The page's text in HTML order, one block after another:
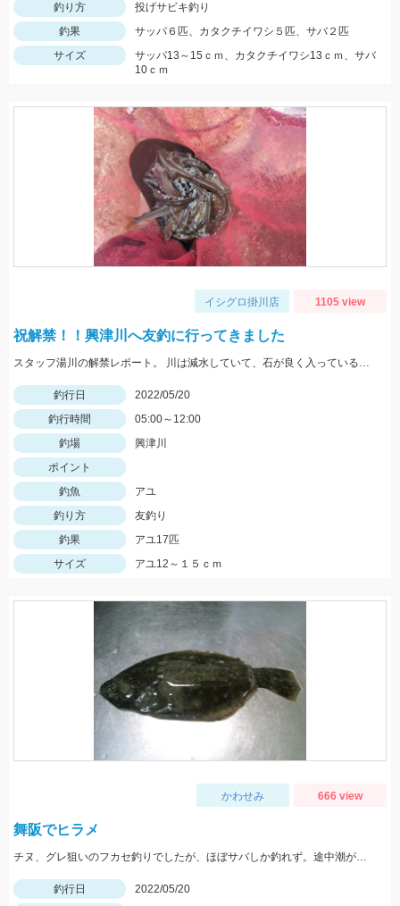
釣り方
投げサビキ釣り
釣果
サッパ６匹、カタクチイワシ５匹、サバ２匹
サイズ
サッパ13～15ｃｍ、カタクチイワシ13ｃｍ、サバ
10ｃｍ
イシグロ掛川店 1105 view
祝解禁！！興津川へ友釣に行ってきました
スタッフ湯川の解禁レポート。 川は減水していて、石が良く入っている波立ちあるポイントがオススメ
釣行日
2022/05/20
釣行時間
05:00～12:00
釣場
興津川
ポイント
釣魚
アユ
釣り方
友釣り
釣果
アユ17匹
サイズ
アユ12～１５ｃｍ
かわせみ 666 view
舞阪でヒラメ
チヌ、グレ狙いのフカセ釣りでしたが、ほぼサバしか釣れず。途中潮が緩むまでルアーに変更したらヒラメ（ソゲ）HIT。
釣行日
2022/05/20